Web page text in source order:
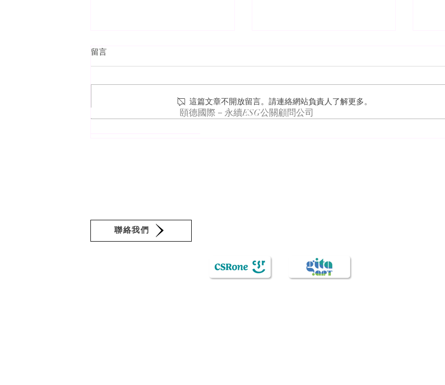
UL 130 周年系列貼文
留言
這篇文章不開放留言。請連絡網站負責人了解更多。
頤德國際－永續ESG公關顧問公司
聯絡我們